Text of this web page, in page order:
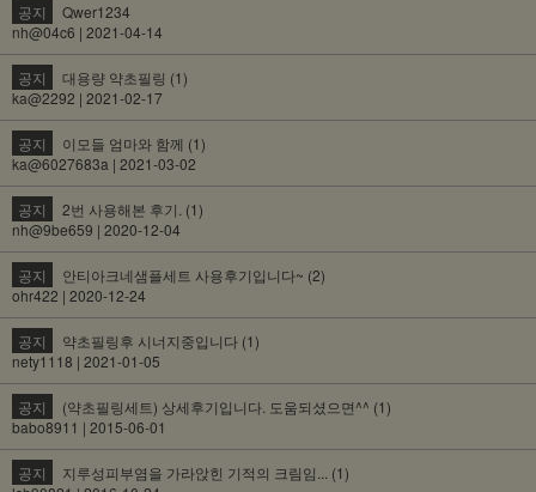
공지
Qwer1234
nh@04c6 | 2021-04-14
공지
대용량 약초필링 (1)
ka@2292 | 2021-02-17
공지
이모들 엄마와 함께 (1)
ka@6027683a | 2021-03-02
공지
2번 사용해본 후기. (1)
nh@9be659 | 2020-12-04
공지
안티아크네샘플세트 사용후기입니다~ (2)
ohr422 | 2020-12-24
공지
약초필링후 시너지중입니다 (1)
nety1118 | 2021-01-05
공지
(약초필링세트) 상세후기입니다. 도움되셨으면^^ (1)
babo8911 | 2015-06-01
공지
지루성피부염을 가라앉힌 기적의 크림임... (1)